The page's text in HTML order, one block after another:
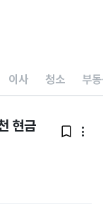
이사 청소 부
현금
 